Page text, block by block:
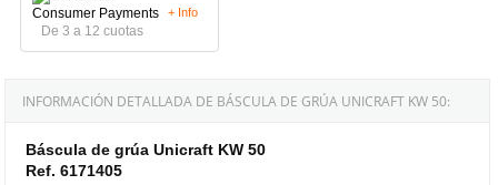
De 3 a 12 cuotas
+ Info
INFORMACIÓN DETALLADA DE BÁSCULA DE GRÚA UNICRAFT KW 50:
Báscula de grúa Unicraft KW 50
Ref. 6171405